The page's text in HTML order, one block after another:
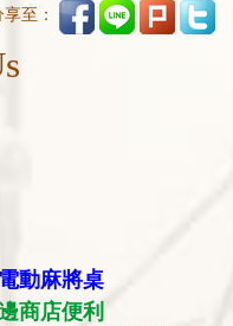
享至：
動麻將桌
商店便利